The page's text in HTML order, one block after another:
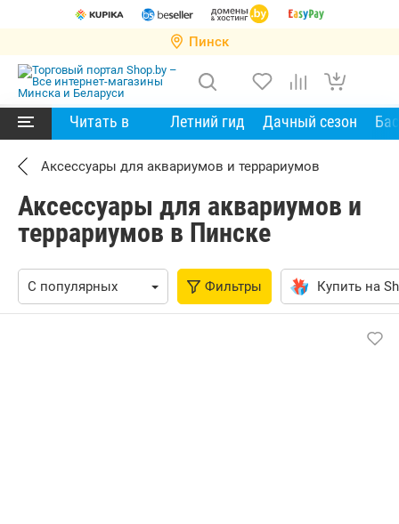
Пинск
Читать в Летний гид Дачный сезон
Аксессуары для аквариумов и террариумов
Аксессуары для аквариумов и
террариумов в Пинске
Фильтры Купить на